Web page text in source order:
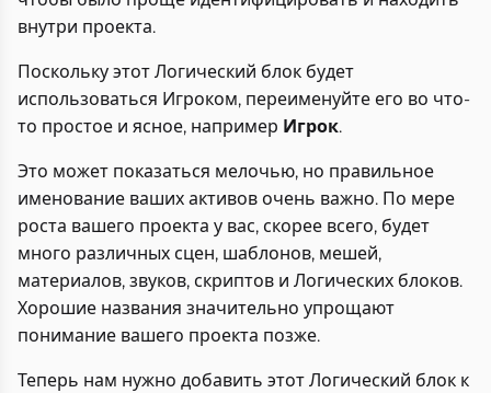
внутри проекта.
Поскольку этот Логический блок будет
использоваться Игроком, переименуйте его во что-
то простое и ясное, например Игрок.
Это может показаться мелочью, но правильное
именование ваших активов очень важно. По мере
роста вашего проекта у вас, скорее всего, будет
много различных сцен, шаблонов, мешей,
материалов, звуков, скриптов и Логических блоков.
Хорошие названия значительно упрощают
понимание вашего проекта позже.
Теперь нам нужно добавить этот Логический блок к